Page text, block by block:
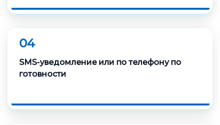
04
SMS-уведомление или по телефону по
готовности